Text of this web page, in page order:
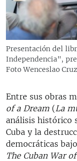
Presentación del
Independencia",
Foto Wenceslao
Entre sus obras
of a Dream (La
análisis histórico
Cuba y la
democráticas
The Cuban War